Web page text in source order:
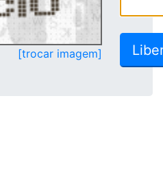
[trocar imagem]